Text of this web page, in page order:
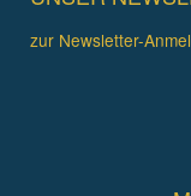
zur Newsletter-